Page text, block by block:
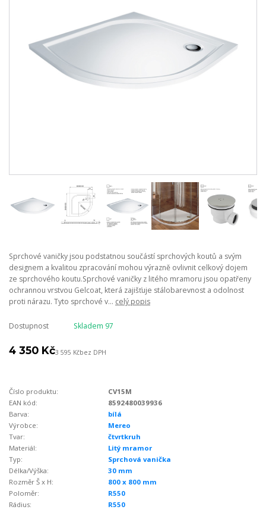
Sprchové vaničky jsou podstatnou součástí sprchových koutů a svým
designem a kvalitou zpracování mohou výrazně ovlivnit celkový dojem
ze sprchového koutu.Sprchové vaničky z litého mramoru jsou opatřeny
ochrannou vrstvou Gelcoat, která zajišťuje stálobarevnost a odolnost
proti nárazu. Tyto sprchové v... celý popis
Dostupnost Skladem 97
4 350 Kč3 595 Kčbez DPH
Číslo produktu:
CV15M
EAN kód:
8592480039936
Barva:
bílá
Výrobce:
Mereo
Tvar:
čtvrtkruh
Materiál:
Litý mramor
Typ:
Sprchová vanička
Délka/Výška:
30 mm
Rozměr Š x H:
800 x 800 mm
Poloměr:
R550
Rádius:
R550